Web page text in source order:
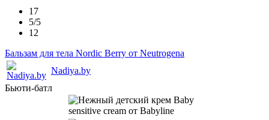
17
5/5
12
Бальзам для тела Nordic Berry от Neutrogena
Nadiya.by
Бьюти-батл